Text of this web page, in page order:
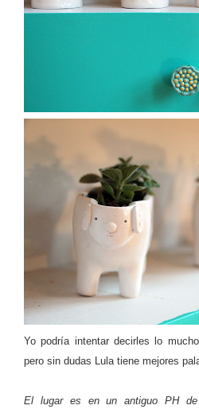
Yo podría intentar decirles lo
pero sin dudas Lula tiene mejores
El lugar es en un antiguo PH